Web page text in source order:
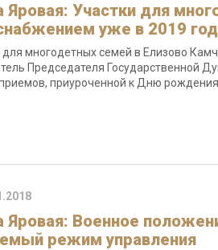
Яровая: Участки для
уже в 2019
для многодетных семей в Елизово
Председателя Государственной
приуроченной к Дню
Яровая: Военное
режим управления